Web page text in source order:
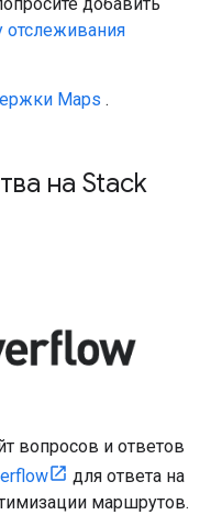
отслеживания
Maps .
на Stack
вопросов и ответов
для ответа на
маршрутов.